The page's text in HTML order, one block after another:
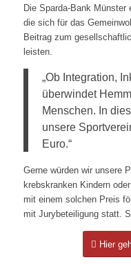
Die Sparda-Bank
die sich für das
Beitrag zum
leisten.
„Ob Integration,
überwindet
Menschen. In
unsere
Euro.“
Gerne würden wir unsere
krebskranken Kindern
mit einem solchen Preis
mit Jurybeteiligung statt.
Hier